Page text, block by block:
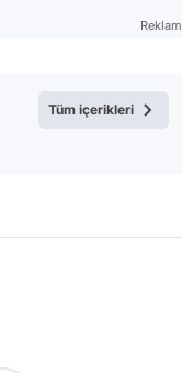
Reklam
Tüm içerikleri